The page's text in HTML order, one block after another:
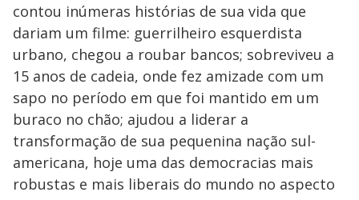
contou inúmeras histórias de sua vida que
dariam um filme: guerrilheiro esquerdista
urbano, chegou a roubar bancos; sobreviveu a
15 anos de cadeia, onde fez amizade com um
sapo no período em que foi mantido em um
buraco no chão; ajudou a liderar a
transformação de sua pequenina nação sul-
americana, hoje uma das democracias mais
robustas e mais liberais do mundo no aspecto